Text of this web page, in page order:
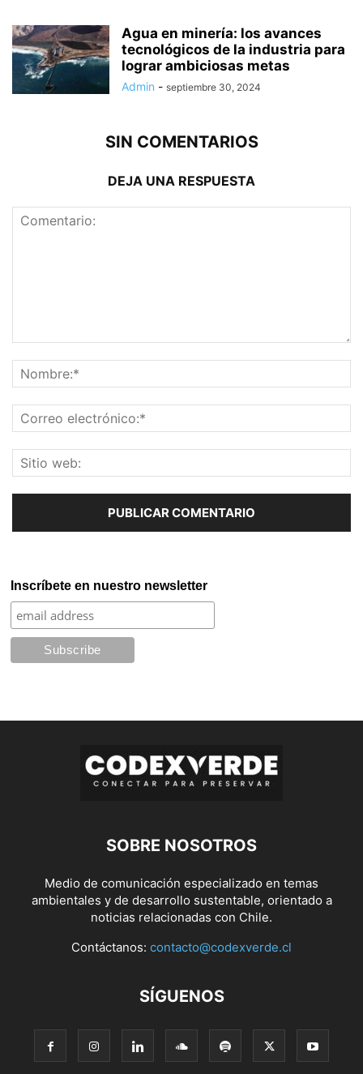
Agua en minería: los avances
tecnológicos de la industria para
lograr ambiciosas metas
Admin - septiembre 30, 2024
SIN COMENTARIOS
DEJA UNA RESPUESTA
Inscríbete en nuestro newsletter
SOBRE NOSOTROS
Medio de comunicación especializado en temas
ambientales y de desarrollo sustentable, orientado a
noticias relacionadas con Chile.
Contáctanos: contacto@codexverde.cl
SÍGUENOS